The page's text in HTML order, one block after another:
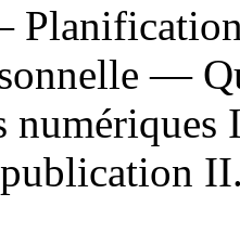
—